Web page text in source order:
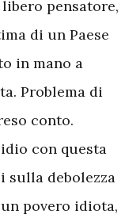
libero pensatore,
di un Paese
in mano a
Problema di
conto.
con questa
sulla debolezza
povero idiota,